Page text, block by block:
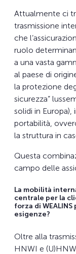
Attualmente ci
trasmissione
che
ruolo
a una vasta
al paese di
la protezione
sicurezza”
solidi in
portabilità,
la struttura in
Questa
campo delle
La mobilità
centrale per la
forza di
esigenze?
Oltre alla
HNWI e